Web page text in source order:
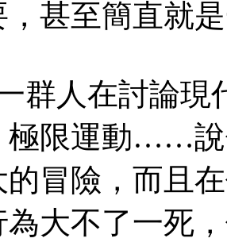
，甚至簡直就
群人在討論
極限運動……說
的冒險，而且
為大不了一死